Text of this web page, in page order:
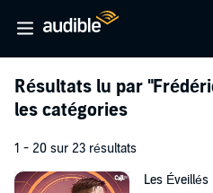
Résultats lu par
les catégories
1 - 20 sur 23 résultats
Les Éveillés